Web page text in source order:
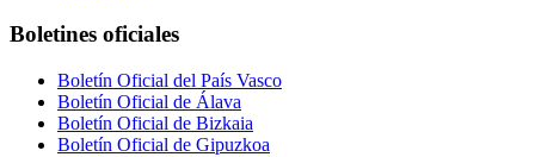
Boletines oficiales
Boletín Oficial del País Vasco
Boletín Oficial de Álava
Boletín Oficial de Bizkaia
Boletín Oficial de Gipuzkoa